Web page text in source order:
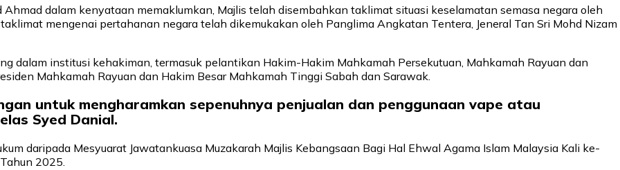
Ahmad dalam kenyataan memaklumkan, Majlis telah disembahkan taklimat situasi keselamatan semasa negara oleh
mengenai pertahanan negara telah dikemukakan oleh Panglima Angkatan Tentera, Jeneral Tan Sri Mohd Nizam
dalam institusi kehakiman, termasuk pelantikan Hakim-Hakim Mahkamah Persekutuan, Mahkamah Rayuan dan
Mahkamah Rayuan dan Hakim Besar Mahkamah Tinggi Sabah dan Sarawak.
untuk mengharamkan sepenuhnya penjualan dan penggunaan vape atau
Syed Danial.
daripada Mesyuarat Jawatankuasa Muzakarah Majlis Kebangsaan Bagi Hal Ehwal Agama Islam Malaysia Kali ke-
2025.